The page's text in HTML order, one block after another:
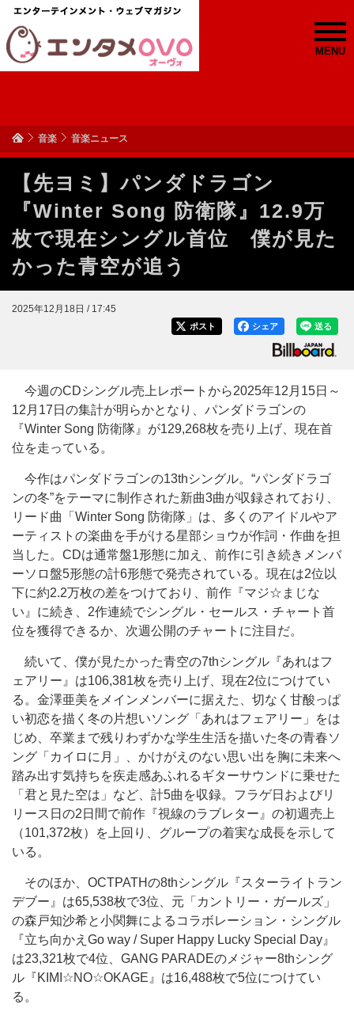
MENU
音楽 音楽ニュース
【先ヨミ】パンダドラゴン
『Winter Song 防衛隊』12.9万
枚で現在シングル首位 僕が見た
かった青空が追う
2025年12月18日 / 17:45
送る
シェア
ポスト
今週のCDシングル売上レポートから2025年12月15日～
12月17日の集計が明らかとなり、パンダドラゴンの
『Winter Song 防衛隊』が129,268枚を売り上げ、現在首
位を走っている。
今作はパンダドラゴンの13thシングル。“パンダドラゴ
ンの冬”をテーマに制作された新曲3曲が収録されており、
リード曲「Winter Song 防衛隊」は、多くのアイドルやア
ーティストの楽曲を手がける星部ショウが作詞・作曲を担
当した。CDは通常盤1形態に加え、前作に引き続きメンバ
ーソロ盤5形態の計6形態で発売されている。現在は2位以
下に約2.2万枚の差をつけており、前作『マジ☆まじな
い』に続き、2作連続でシングル・セールス・チャート首
位を獲得できるか、次週公開のチャートに注目だ。
続いて、僕が見たかった青空の7thシングル『あれはフ
ェアリー』は106,381枚を売り上げ、現在2位につけてい
る。金澤亜美をメインメンバーに据えた、切なく甘酸っぱ
い初恋を描く冬の片想いソング「あれはフェアリー」をは
じめ、卒業まで残りわずかな学生生活を描いた冬の青春ソ
ング「カイロに月」、かけがえのない思い出を胸に未来へ
踏み出す気持ちを疾走感あふれるギターサウンドに乗せた
「君と見た空は」など、計5曲を収録。フラゲ日およびリ
リース日の2日間で前作『視線のラブレター』の初週売上
（101,372枚）を上回り、グループの着実な成長を示して
いる。
そのほか、OCTPATHの8thシングル『スターライトラン
デブー』は65,538枚で3位、元「カントリー・ガールズ」
の森戸知沙希と小関舞によるコラボレーション・シングル
『立ち向かえGo way / Super Happy Lucky Special Day』
は23,321枚で4位、GANG PARADEのメジャー8thシング
ル『KIMI☆NO☆OKAGE』は16,488枚で5位につけてい
る。